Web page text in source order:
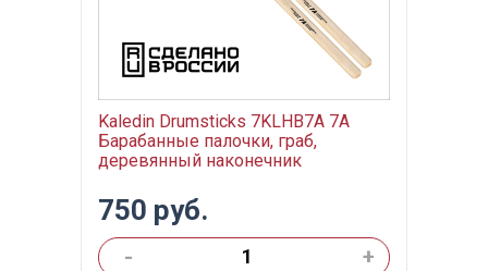
Kaledin Drumsticks 7KLHB7A 7А
Барабанные палочки, граб,
деревянный наконечник
750 руб.
-
+